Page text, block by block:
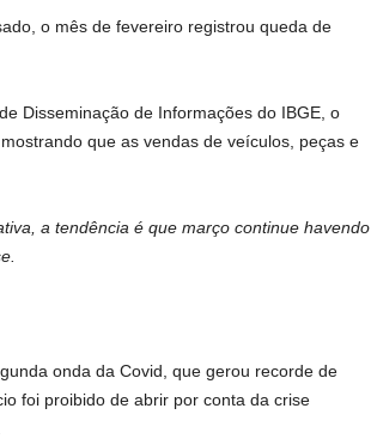
o mês de fevereiro registrou queda de
Disseminação de Informações do IBGE, o
que as vendas de veículos, peças e
a tendência é que março continue havendo
onda da Covid, que gerou recorde de
foi proibido de abrir por conta da crise